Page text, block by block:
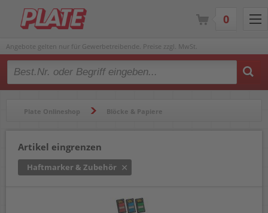
Angebote gelten nur für Gewerbetreibende. Preise zzgl. MwSt.
Type 2 or more characters for results.
Plate Onlineshop Blöcke & Papiere
Artikel eingrenzen
Haftmarker & Zubehör
0